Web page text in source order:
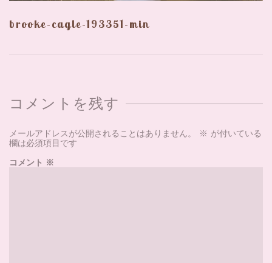
brooke-cagle-193351-min
コメントを残す
メールアドレスが公開されることはありません。 ※ が付いている
欄は必須項目です
コメント ※